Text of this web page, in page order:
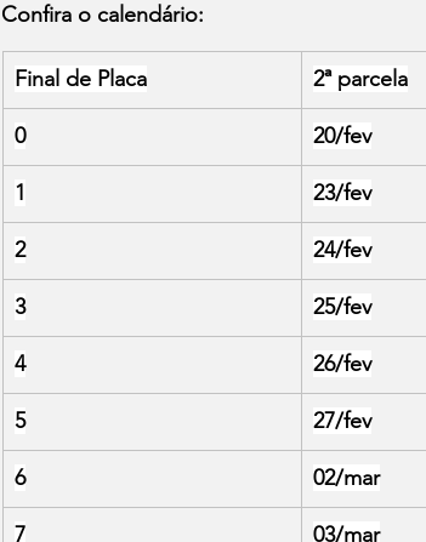
Confira o calendário:
Final de Placa 2ª parcela
0 20/fev
1 23/fev
2 24/fev
3 25/fev
4 26/fev
5 27/fev
6 02/mar
7 03/mar